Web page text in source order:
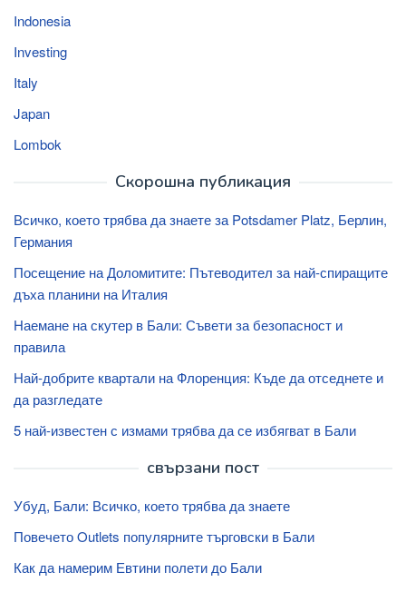
Indonesia
Investing
Italy
Japan
Lombok
Скорошна публикация
Всичко, което трябва да знаете за Potsdamer Platz, Берлин,
Германия
Посещение на Доломитите: Пътеводител за най-спиращите
дъха планини на Италия
Наемане на скутер в Бали: Съвети за безопасност и
правила
Най-добрите квартали на Флоренция: Къде да отседнете и
да разгледате
5 най-известен с измами трябва да се избягват в Бали
свързани пост
Убуд, Бали: Всичко, което трябва да знаете
Повечето Outlets популярните търговски в Бали
Как да намерим Евтини полети до Бали